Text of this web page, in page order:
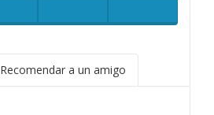
Recomendar a un amigo